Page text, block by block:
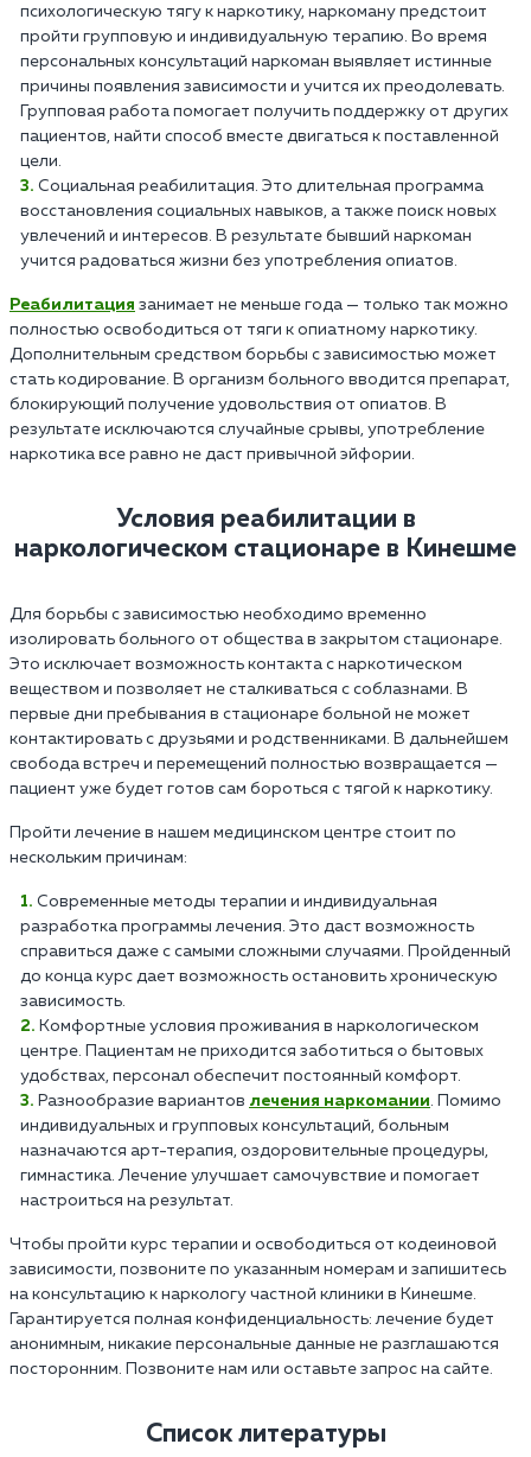
психологическую тягу к наркотику, наркоману предстоит
пройти групповую и индивидуальную терапию. Во время
персональных консультаций наркоман выявляет истинные
причины появления зависимости и учится их преодолевать.
Групповая работа помогает получить поддержку от других
пациентов, найти способ вместе двигаться к поставленной
цели.
Социальная реабилитация. Это длительная программа
восстановления социальных навыков, а также поиск новых
увлечений и интересов. В результате бывший наркоман
учится радоваться жизни без употребления опиатов.
Реабилитация занимает не меньше года — только так можно
полностью освободиться от тяги к опиатному наркотику.
Дополнительным средством борьбы с зависимостью может
стать кодирование. В организм больного вводится препарат,
блокирующий получение удовольствия от опиатов. В
результате исключаются случайные срывы, употребление
наркотика все равно не даст привычной эйфории.
Условия реабилитации в
наркологическом стационаре в Кинешме
Для борьбы с зависимостью необходимо временно
изолировать больного от общества в закрытом стационаре.
Это исключает возможность контакта с наркотическом
веществом и позволяет не сталкиваться с соблазнами. В
первые дни пребывания в стационаре больной не может
контактировать с друзьями и родственниками. В дальнейшем
свобода встреч и перемещений полностью возвращается —
пациент уже будет готов сам бороться с тягой к наркотику.
Пройти лечение в нашем медицинском центре стоит по
нескольким причинам:
Современные методы терапии и индивидуальная
разработка программы лечения. Это даст возможность
справиться даже с самыми сложными случаями. Пройденный
до конца курс дает возможность остановить хроническую
зависимость.
Комфортные условия проживания в наркологическом
центре. Пациентам не приходится заботиться о бытовых
удобствах, персонал обеспечит постоянный комфорт.
Разнообразие вариантов лечения наркомании. Помимо
индивидуальных и групповых консультаций, больным
назначаются арт-терапия, оздоровительные процедуры,
гимнастика. Лечение улучшает самочувствие и помогает
настроиться на результат.
Чтобы пройти курс терапии и освободиться от кодеиновой
зависимости, позвоните по указанным номерам и запишитесь
на консультацию к наркологу частной клиники в Кинешме.
Гарантируется полная конфиденциальность: лечение будет
анонимным, никакие персональные данные не разглашаются
посторонним. Позвоните нам или оставьте запрос на сайте.
Список литературы